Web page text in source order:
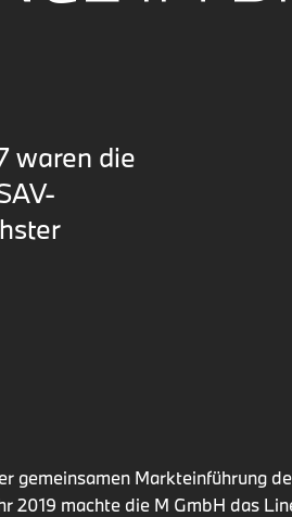
waren die
gemeinsamen Markteinführung
2019 machte die M GmbH das